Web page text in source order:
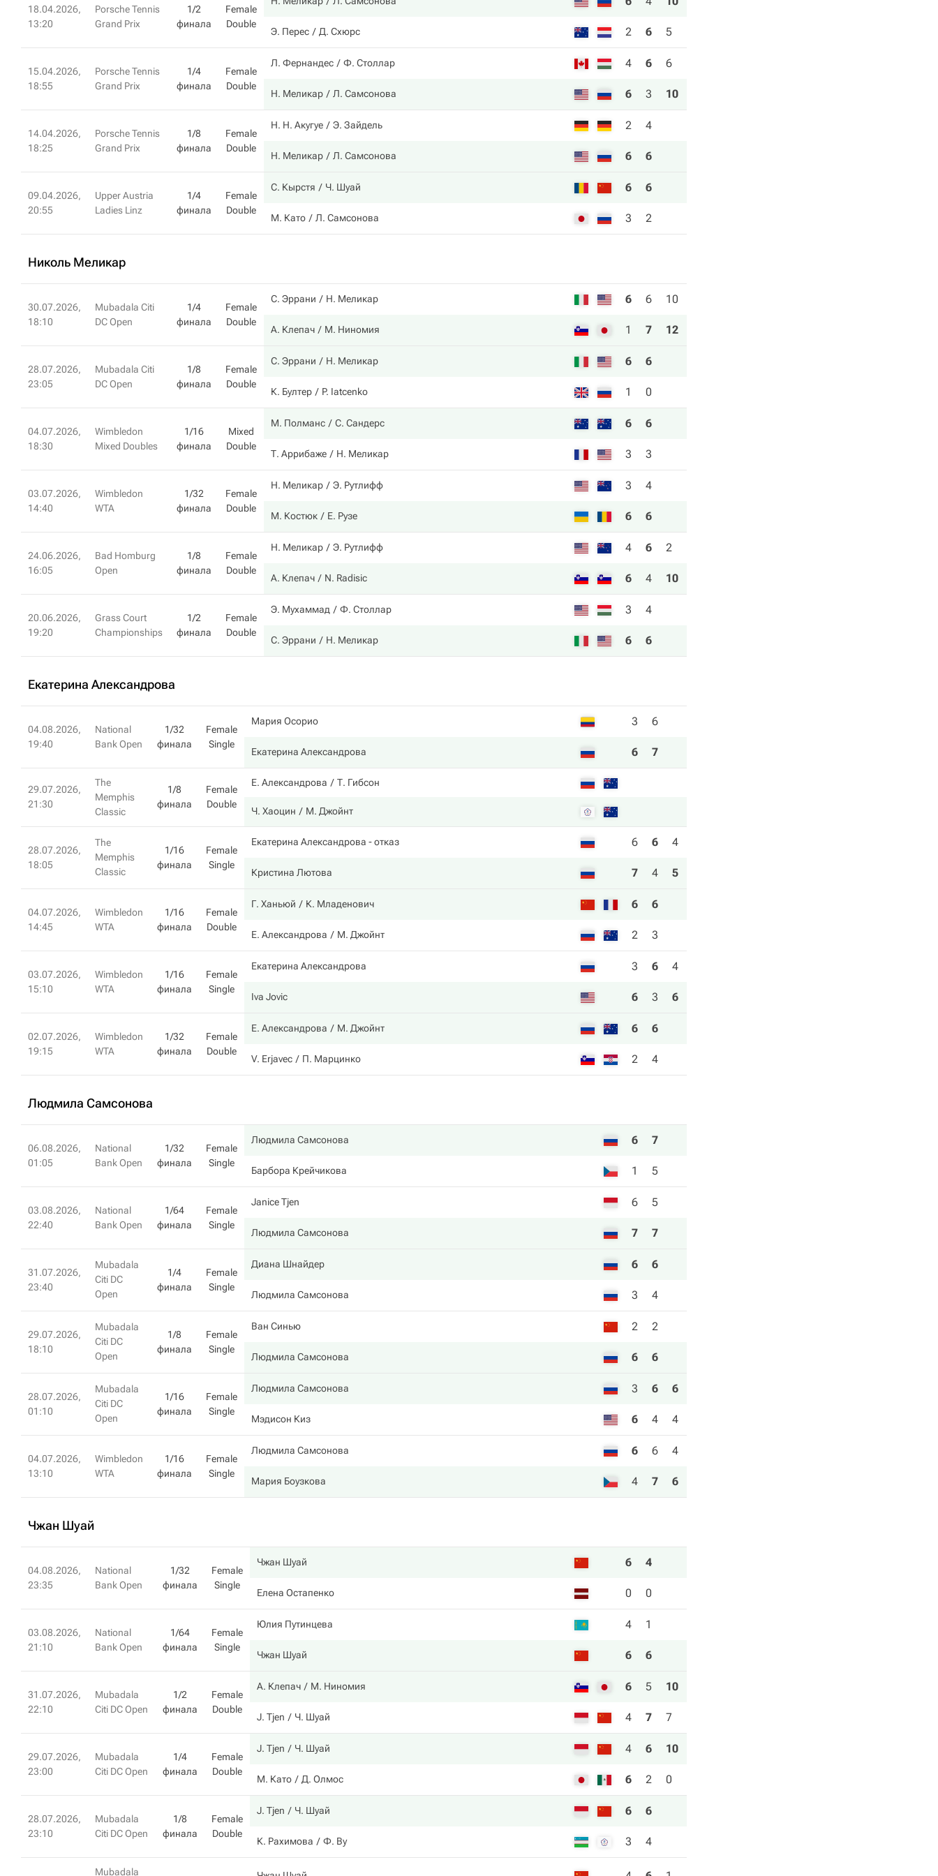
18.04.2026,
13:20
Porsche Tennis
Grand Prix
1/2
финала
Female
Double
Э. Перес Д. Схюрс 2 6 5
15.04.2026,
18:55
Porsche Tennis
Grand Prix
1/4
финала
Female
Double
Л. Фернандес Ф. Столлар 4 6 6
Н. Меликар Л. Самсонова 6 3 10
14.04.2026,
18:25
Porsche Tennis
Grand Prix
1/8
финала
Female
Double
Н. Н. Акугуе Э. Зайдель 2 4
Н. Меликар Л. Самсонова 6 6
09.04.2026,
20:55
Upper Austria
Ladies Linz
1/4
финала
Female
Double
С. Кырстя Ч. Шуай 6 6
М. Като Л. Самсонова 3 2
Николь Меликар
30.07.2026,
18:10
Mubadala Citi
DC Open
1/4
финала
Female
Double
С. Эррани Н. Меликар 6 6 10
А. Клепач М. Ниномия 1 7 12
28.07.2026,
23:05
Mubadala Citi
DC Open
1/8
финала
Female
Double
С. Эррани Н. Меликар 6 6
К. Бултер P. Iatcenko 1 0
04.07.2026,
18:30
Wimbledon
Mixed Doubles
1/16
финала
Mixed
Double
М. Полманс С. Сандерс 6 6
Т. Аррибаже Н. Меликар 3 3
03.07.2026,
14:40
Wimbledon
WTA
1/32
финала
Female
Double
Н. Меликар Э. Рутлифф 3 4
М. Костюк Е. Рузе 6 6
24.06.2026,
16:05
Bad Homburg
Open
1/8
финала
Female
Double
Н. Меликар Э. Рутлифф 4 6 2
А. Клепач N. Radisic 6 4 10
20.06.2026,
19:20
Grass Court
Championships
1/2
финала
Female
Double
Э. Мухаммад Ф. Столлар 3 4
С. Эррани Н. Меликар 6 6
Екатерина Александрова
04.08.2026,
19:40
National
Bank Open
1/32
финала
Female
Single
Мария Осорио 3 6
Екатерина Александрова 6 7
29.07.2026,
21:30
The
Memphis
Classic
1/8
финала
Female
Double
Е. Александрова Т. Гибсон
Ч. Хаоцин М. Джойнт
28.07.2026,
18:05
The
Memphis
Classic
1/16
финала
Female
Single
Екатерина Александрова - отказ 6 6 4
Кристина Лютова 7 4 5
04.07.2026,
14:45
Wimbledon
WTA
1/16
финала
Female
Double
Г. Ханьюй К. Младенович 6 6
Е. Александрова М. Джойнт 2 3
03.07.2026,
15:10
Wimbledon
WTA
1/16
финала
Female
Single
Екатерина Александрова 3 6 4
Iva Jovic 6 3 6
02.07.2026,
19:15
Wimbledon
WTA
1/32
финала
Female
Double
Е. Александрова М. Джойнт 6 6
V. Erjavec П. Марцинко 2 4
Людмила Самсонова
06.08.2026,
01:05
National
Bank Open
1/32
финала
Female
Single
Людмила Самсонова 6 7
Барбора Крейчикова 1 5
03.08.2026,
22:40
National
Bank Open
1/64
финала
Female
Single
Janice Tjen 6 5
Людмила Самсонова 7 7
31.07.2026,
23:40
Mubadala
Citi DC
Open
1/4
финала
Female
Single
Диана Шнайдер 6 6
Людмила Самсонова 3 4
29.07.2026,
18:10
Mubadala
Citi DC
Open
1/8
финала
Female
Single
Ван Синью 2 2
Людмила Самсонова 6 6
28.07.2026,
01:10
Mubadala
Citi DC
Open
1/16
финала
Female
Single
Людмила Самсонова 3 6 6
Мэдисон Киз 6 4 4
04.07.2026,
13:10
Wimbledon
WTA
1/16
финала
Female
Single
Людмила Самсонова 6 6 4
Мария Боузкова 4 7 6
Чжан Шуай
04.08.2026,
23:35
National
Bank Open
1/32
финала
Female
Single
Чжан Шуай 6 4
Елена Остапенко 0 0
03.08.2026,
21:10
National
Bank Open
1/64
финала
Female
Single
Юлия Путинцева 4 1
Чжан Шуай 6 6
31.07.2026,
22:10
Mubadala
Citi DC Open
1/2
финала
Female
Double
А. Клепач М. Ниномия 6 5 10
J. Tjen Ч. Шуай 4 7 7
29.07.2026,
23:00
Mubadala
Citi DC Open
1/4
финала
Female
Double
J. Tjen Ч. Шуай 4 6 10
М. Като Д. Олмос 6 2 0
28.07.2026,
23:10
Mubadala
Citi DC Open
1/8
финала
Female
Double
J. Tjen Ч. Шуай 6 6
К. Рахимова Ф. Ву 3 4
Mubadala